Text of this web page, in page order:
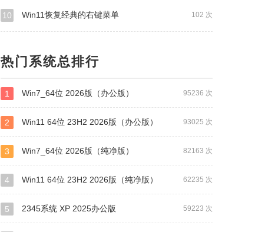
102 次
10 Win11恢复经典的右键菜单
热门系统总排行
95236 次
1 Win7_64位 2026版（办公版）
93025 次
2 Win11 64位 23H2 2026版（办公版）
82163 次
3 Win7_64位 2026版（纯净版）
62235 次
4 Win11 64位 23H2 2026版（纯净版）
59223 次
5 2345系统 XP 2025办公版